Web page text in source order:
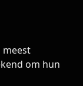
meest
om hun